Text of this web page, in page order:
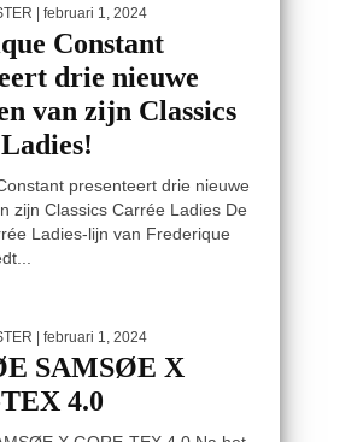
| februari 1, 2024
Constant
drie nieuwe
van zijn Classics
presenteert drie nieuwe
zijn Classics Carrée Ladies De
Ladies-lijn van Frederique
| februari 1, 2024
SAMSØE X
4.0